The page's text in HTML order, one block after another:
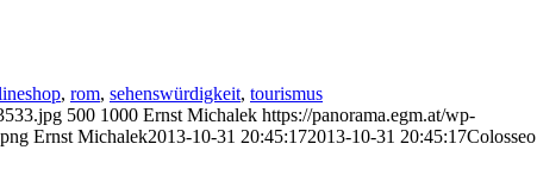
, rom, sehenswürdigkeit, tourismus
500 1000 Ernst Michalek https://panorama.egm.at/wp-
Ernst Michalek2013-10-31 20:45:172013-10-31 20:45:17Colosseo